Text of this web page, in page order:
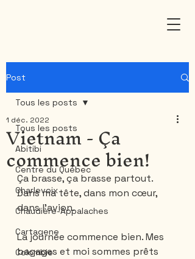
Post
Tous les posts
Abitibi
Centre du Québec
Charlevoix
Chaudière-Appalaches
Cartagene
Colombie
Tous les posts
Vietnam - Ça
commence bien!
1 déc. 2022
Ça brasse, ça brasse partout.
Dans ma tête, dans mon cœur,
dans l’avion.
La journée commence bien. Mes
bagages et moi sommes prêts